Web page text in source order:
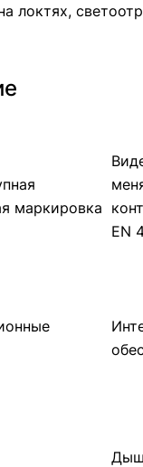
локтях,
маркировка
EN